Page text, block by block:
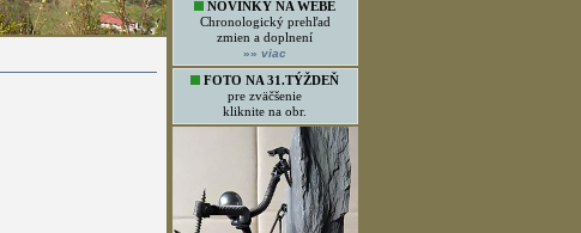
NOVINKY NA WEBE
Chronologický prehľad
zmien a doplnení
»» viac
FOTO NA 31.TÝŽDEŇ
pre zväčšenie
kliknite na obr.